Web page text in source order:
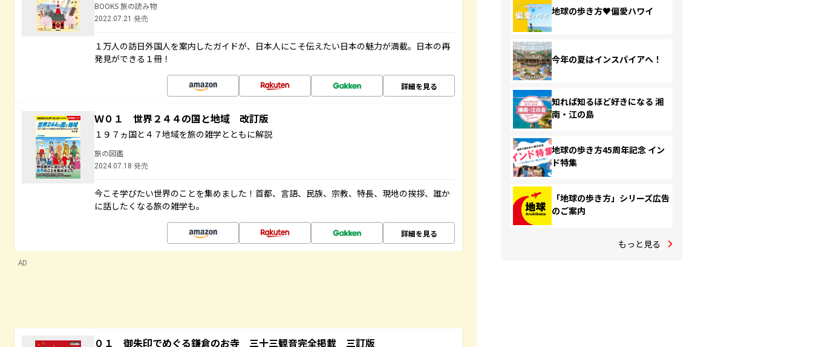
BOOKS 旅の読み物
2022.07.21 発売
１万人の訪日外国人を案内したガイドが、日本人にこそ伝えたい日本の魅力が満載。日本の再
発見ができる１冊！
詳細を見る
Ｗ０１ 世界２４４の国と地域 改訂版
１９７ヵ国と４７地域を旅の雑学とともに解説
旅の図鑑
2024.07.18 発売
今こそ学びたい世界のことを集めました！首都、言語、民族、宗教、特長、現地の挨拶、誰か
に話したくなる旅の雑学も。
詳細を見る
AD
０１ 御朱印でめぐる鎌倉のお寺 三十三観音完全掲載 三訂版
地球の歩き方♥偏愛ハワイ
今年の夏はインスパイアへ！
知れば知るほど好きになる 湘
南・江の島
地球の歩き方45周年記念 イン
ド特集
「地球の歩き方」シリーズ広告
のご案内
もっと見る